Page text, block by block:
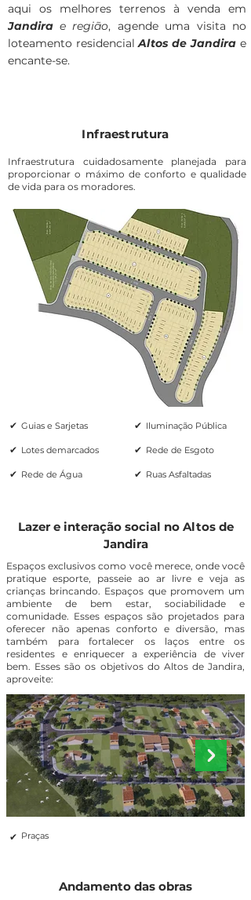
aqui os melhores terrenos à venda em
Jandira e região, agende uma visita no
loteamento residencialAltos de Jandira e
encante-se.
Infraestrutura
Infraestrutura cuidadosamente planejada para
proporcionar o máximo de conforto e qualidade
de vida para os moradores.
✔ Guias e Sarjetas
✔ Lotes demarcados
✔ Rede de Água
✔ Iluminação Pública
✔ Rede de Esgoto
✔ Ruas Asfaltadas
Lazer e interação social no Altos de
Jandira
Espaços exclusivos como você merece, onde você
pratique esporte, passeie ao ar livre e veja as
crianças brincando. Espaços que promovem um
ambiente de bem estar, sociabilidade e
comunidade. Esses espaços são projetados para
oferecer não apenas conforto e diversão, mas
também para fortalecer os laços entre os
residentes e enriquecer a experiência de viver
bem. Esses são os objetivos do Altos de Jandira,
aproveite:
✔ Praças
Andamento das obras